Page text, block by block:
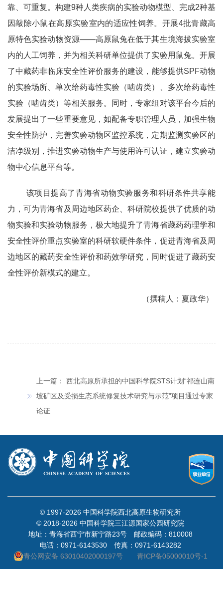
靠、可重复。构建9种人类疾病的实验动物模型、完成2种基
因敲除小鼠在高原实验室内的适应性饲养。开展4批青藏高
原特色实验动物资源——高原鼠兔在低于其生境海拔实验室
内的人工饲养，并为相关科研单位提供了实验用鼠兔。开展
了中藏药非临床安全性评价服务的建设，能够提供SPF动物
的实验场所、单次给药毒性实验（啮齿类）、多次给药毒性
实验（啮齿类）等相关服务。同时，专家组对该平台今后的
发展提出了一些重要意见，如配备专职管理人员，加强生物
安全性防护，完善实验动物区监控系统，定期监测实验区的
洁净级别，推进实验动物生产与使用许可认证，建立实验动
物中心信息平台等。
该项目提高了青海省动物实验服务和科研条件共享能
力，可为青海省及周边地区药企、科研院校提供了优质的动
物实验和实验动物服务，极大地提升了青海省藏药药理学和
安全性评价重点实验室的科研软硬件条件，促进青海省及周
边地区的藏药安全性评价和药效学研究，同时促进了藏药安
全性评价新模式的建立。
（撰稿人：夏政华）
上一篇： 西北高原所承担的中国科学院STS计划“祁连山南
坡矿区及受损生态系统修复技术研究与示范”项目通过专家
论证
© 1997-2026 中国科学院西北高原生物研究所
© 2018-2026 中国科学院三江源国家公园研究院
地址：青海省西宁市新宁路23号 邮政编码：810008
电话：0971-6143530 传真：0971-6143282
青公网安备 63010402000197号
青ICP备05000010号-1